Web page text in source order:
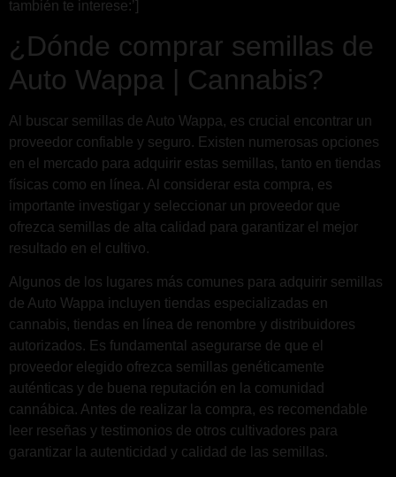
también te interese:’]
¿Dónde comprar semillas de
Auto Wappa | Cannabis?
Al buscar semillas de Auto Wappa, es crucial encontrar un
proveedor confiable y seguro. Existen numerosas opciones
en el mercado para adquirir estas semillas, tanto en tiendas
físicas como en línea. Al considerar esta compra, es
importante investigar y seleccionar un proveedor que
ofrezca semillas de alta calidad para garantizar el mejor
resultado en el cultivo.
Algunos de los lugares más comunes para adquirir semillas
de Auto Wappa incluyen tiendas especializadas en
cannabis, tiendas en línea de renombre y distribuidores
autorizados. Es fundamental asegurarse de que el
proveedor elegido ofrezca semillas genéticamente
auténticas y de buena reputación en la comunidad
cannábica. Antes de realizar la compra, es recomendable
leer reseñas y testimonios de otros cultivadores para
garantizar la autenticidad y calidad de las semillas.